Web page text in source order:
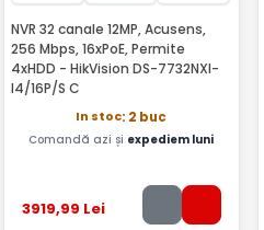
NVR 32 canale 12MP, Acusens,
256 Mbps, 16xPoE, Permite
4xHDD - HikVision DS-7732NXI-
I4/16P/S C
In stoc: 2 buc
Comandă azi și expediem luni
3919,99 Lei